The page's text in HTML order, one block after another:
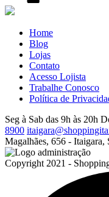
Home
Blog
Lojas
Contato
Acesso Lojista
Trabalhe Conosco
Política de
Seg à Sab das 9h às 20h
8900
Magalhães, 656 - Itaigara,
Copyright 2021 -